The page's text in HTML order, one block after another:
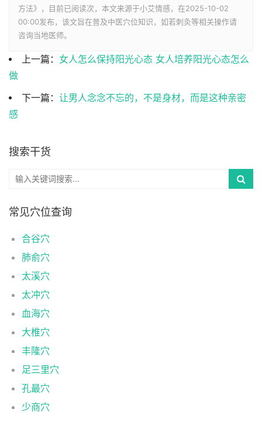
方法》，目前已阅读次，本文来源于小艾情感，在2025-10-02
00:00发布，该文旨在普及中医穴位知识，如若刺灸等相关操作请
咨询当地医师。
上一篇： 女人怎么保持阳光心态 女人培养阳光心态怎么
做
下一篇： 让男人念念不忘的，不是身材，而是这种亲密
感
搜索干货
常见穴位查询
合谷穴
肺俞穴
太溪穴
太冲穴
血海穴
大椎穴
丰隆穴
足三里穴
孔最穴
少商穴